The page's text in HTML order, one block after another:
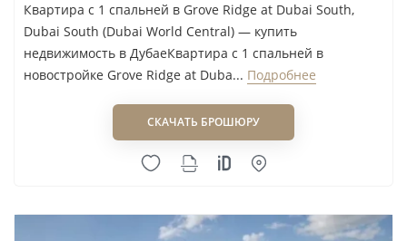
Palladium Development
Palma Holding
Pantheon Development
Pearlshire Developments
Pinnacle Developers
Premier Choice
Квартира с 1 спальней в Grove Ridge at Dubai South,
Dubai South (Dubai World Central) — купить
недвижимость в ДубаеКвартира с 1 спальней в
новостройке Grove Ridge at Duba... Подробнее
СКАЧАТЬ БРОШЮРУ